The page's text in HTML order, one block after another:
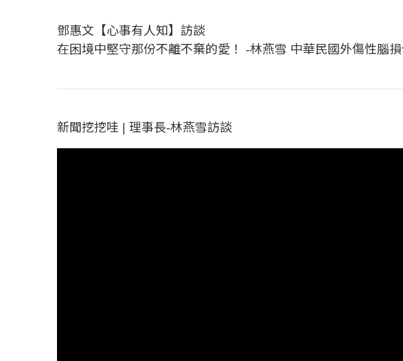
鄧惠文【心事有人知】訪談
在困境中堅守那份不離不棄的愛！ -林燕雪 中華民國外傷性腦
新聞挖挖哇 | 理事長-林燕雪訪談